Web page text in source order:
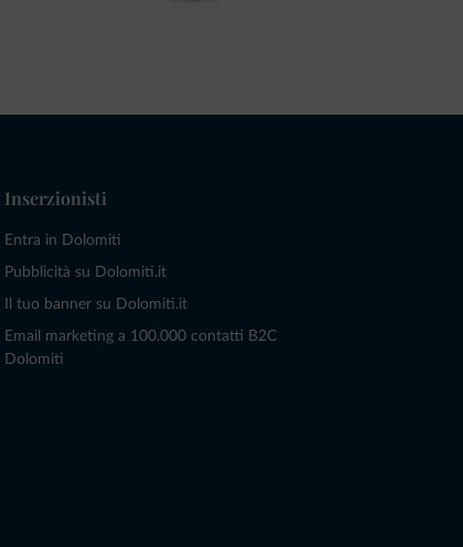
Inserzionisti
Entra in Dolomiti
Pubblicità su Dolomiti.it
Il tuo banner su Dolomiti.it
Email marketing a 100.000 contatti B2C
Dolomiti